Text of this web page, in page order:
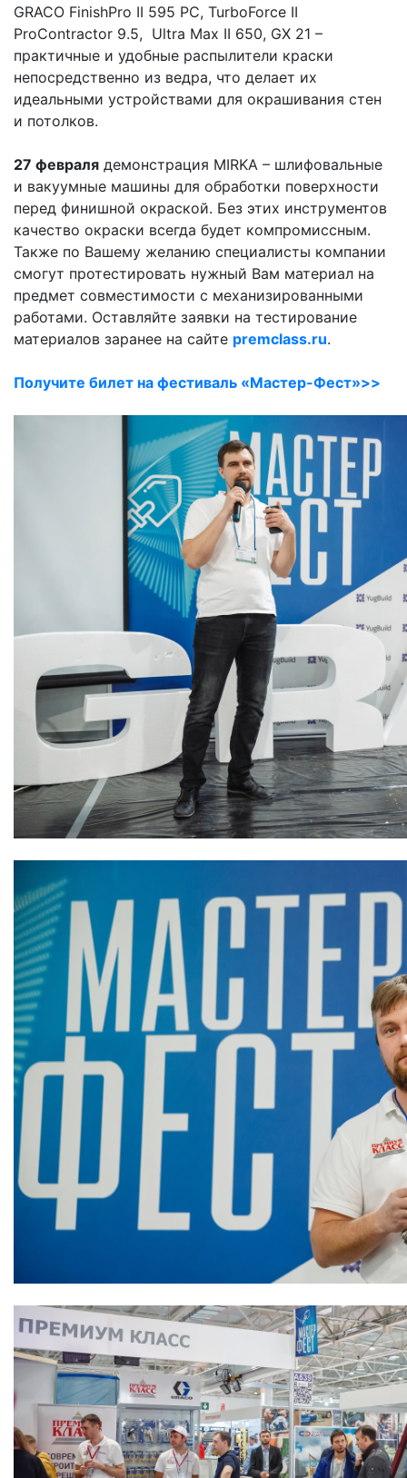
GRACO FinishPro II 595 PC, TurboForce II
ProContractor 9.5, Ultra Max II 650, GX 21 –
практичные и удобные распылители краски
непосредственно из ведра, что делает их
идеальными устройствами для окрашивания стен
и потолков.
27 февраля демонстрация MIRKA – шлифовальные
и вакуумные машины для обработки поверхности
перед финишной окраской. Без этих инструментов
качество окраски всегда будет компромиссным.
Также по Вашему желанию специалисты компании
смогут протестировать нужный Вам материал на
предмет совместимости с механизированными
работами. Оставляйте заявки на тестирование
материалов заранее на сайте premclass.ru.
Получите билет на фестиваль «Мастер-Фест»>>